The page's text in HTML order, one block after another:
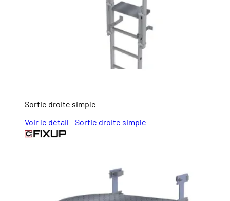
Sortie droite simple
Voir le détail - Sortie droite simple